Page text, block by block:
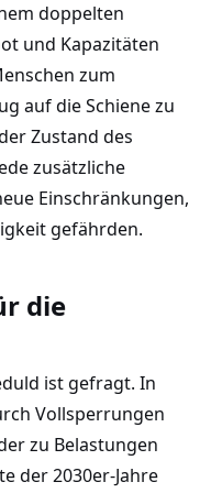
doppelten
und Kapazitäten
zum
auf die Schiene zu
Zustand des
zusätzliche
Einschränkungen,
gefährden.
die
ist gefragt. In
Vollsperrungen
zu Belastungen
der 2030er-Jahre